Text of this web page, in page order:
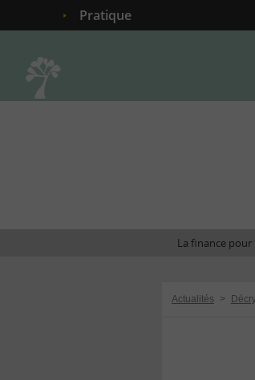
Pratique
La finance pour
Actualités >